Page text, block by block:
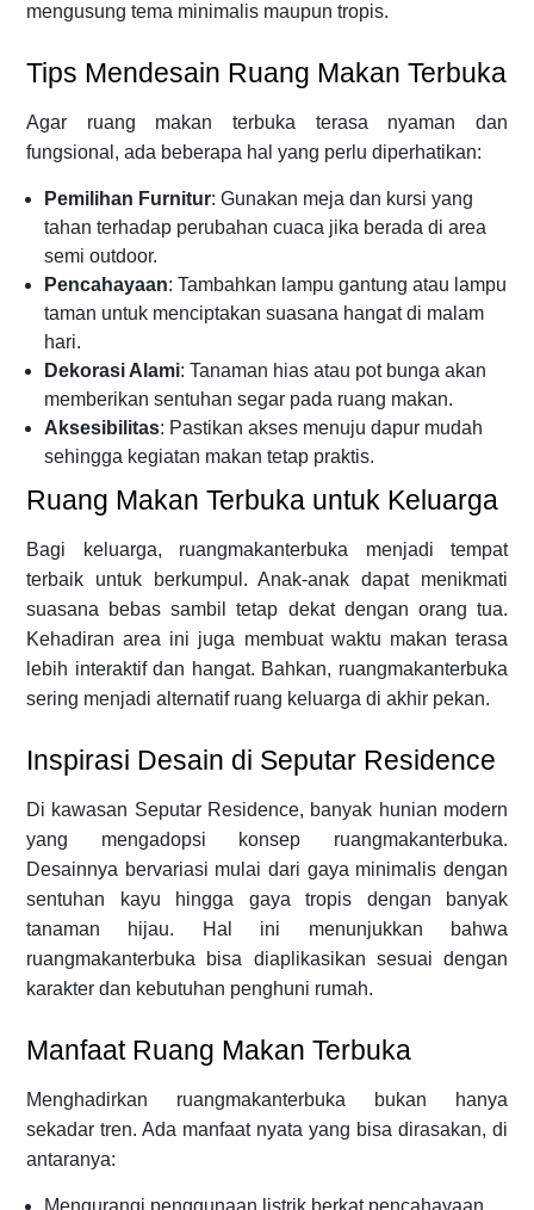
mengusung tema minimalis maupun tropis.
Tips Mendesain Ruang Makan Terbuka
Agar ruang makan terbuka terasa nyaman dan
fungsional, ada beberapa hal yang perlu diperhatikan:
Pemilihan Furnitur: Gunakan meja dan kursi yang
tahan terhadap perubahan cuaca jika berada di area
semi outdoor.
Pencahayaan: Tambahkan lampu gantung atau lampu
taman untuk menciptakan suasana hangat di malam
hari.
Dekorasi Alami: Tanaman hias atau pot bunga akan
memberikan sentuhan segar pada ruang makan.
Aksesibilitas: Pastikan akses menuju dapur mudah
sehingga kegiatan makan tetap praktis.
Ruang Makan Terbuka untuk Keluarga
Bagi keluarga, ruangmakanterbuka menjadi tempat
terbaik untuk berkumpul. Anak-anak dapat menikmati
suasana bebas sambil tetap dekat dengan orang tua.
Kehadiran area ini juga membuat waktu makan terasa
lebih interaktif dan hangat. Bahkan, ruangmakanterbuka
sering menjadi alternatif ruang keluarga di akhir pekan.
Inspirasi Desain di Seputar Residence
Di kawasan Seputar Residence, banyak hunian modern
yang mengadopsi konsep ruangmakanterbuka.
Desainnya bervariasi mulai dari gaya minimalis dengan
sentuhan kayu hingga gaya tropis dengan banyak
tanaman hijau. Hal ini menunjukkan bahwa
ruangmakanterbuka bisa diaplikasikan sesuai dengan
karakter dan kebutuhan penghuni rumah.
Manfaat Ruang Makan Terbuka
Menghadirkan ruangmakanterbuka bukan hanya
sekadar tren. Ada manfaat nyata yang bisa dirasakan, di
antaranya: